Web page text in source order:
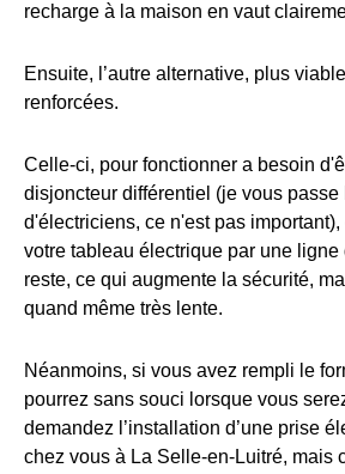
recharge à la maison en vaut
Ensuite, l’autre alternative, plus
renforcées.
Celle-ci, pour fonctionner a besoin
disjoncteur différentiel (je vous
d'électriciens, ce n'est pas
votre tableau électrique par une
reste, ce qui augmente la sécurité,
quand même très lente.
Néanmoins, si vous avez rempli le
pourrez sans souci lorsque vous
demandez l’installation d’une prise
chez vous à La Selle-en-Luitré, mais